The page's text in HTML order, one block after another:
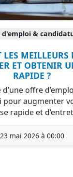
d'emploi &
LES
ET OBTENIR
RAPIDE ?
d’une offre
pour augmenter
rapide et
23 mai 2026 à 00:00